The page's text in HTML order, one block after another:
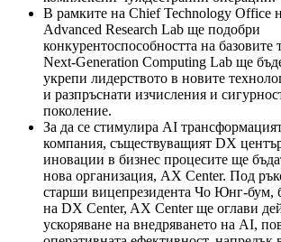
В рамките на Chief Technology Office
Advanced Research Lab ще подобри
конкурентоспособността на базовите
Next-Generation Computing Lab ще
укрепи лидерството в новите
и разпръснати изчисления и
поколение.
За да се стимулира AI
компания, съществуващият DX
иновации в бизнес процесите ще
нова организация, AX Center. Под
старши вицепрезидента Чо Юнг-бум,
на DX Center, AX Center ще оглави
ускоряване на внедряването на AI,